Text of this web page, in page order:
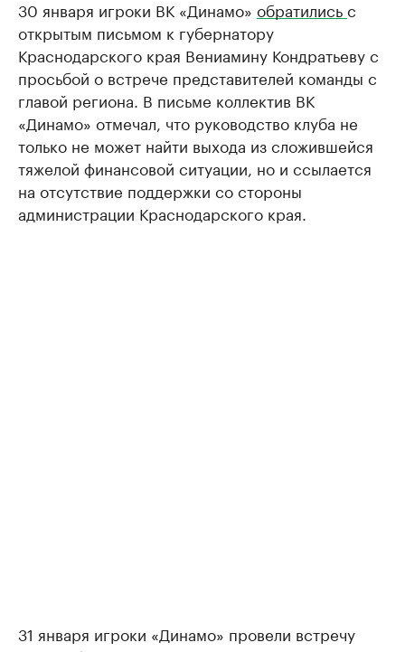
30 января игроки ВК «Динамо» обратилисьс
открытым письмом к губернатору
Краснодарского края Вениамину Кондратьеву с
просьбой о встрече представителей команды с
главой региона. В письме коллектив ВК
«Динамо» отмечал, что руководство клуба не
только не может найти выхода из сложившейся
тяжелой финансовой ситуации, но и ссылается
на отсутствие поддержки со стороны
администрации Краснодарского края.
31 января игроки «Динамо» провели встречу